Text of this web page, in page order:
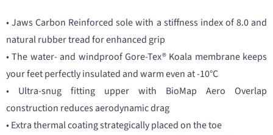
• Jaws Carbon Reinforced sole with a stiffness index of 8.0 and
natural rubber tread for enhanced grip
• The water- and windproof Gore-Tex® Koala membrane keeps
your feet perfectly insulated and warm even at -10°C
• Ultra-snug fitting upper with BioMap Aero Overlap
construction reduces aerodynamic drag
• Extra thermal coating strategically placed on the toe